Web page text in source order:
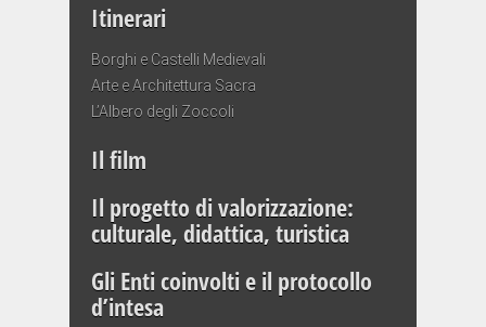
Itinerari
Borghi e Castelli Medievali
Arte e Architettura Sacra
L’Albero degli Zoccoli
Il film
Il progetto di valorizzazione:
culturale, didattica, turistica
Gli Enti coinvolti e il protocollo
d’intesa